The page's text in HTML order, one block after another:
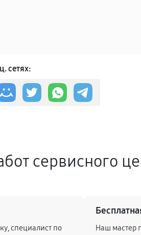
сетях:
сервисного
специалист по
Наш мастер